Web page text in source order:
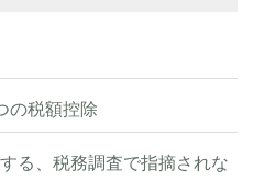
の税額控除
る、税務調査で指摘されな